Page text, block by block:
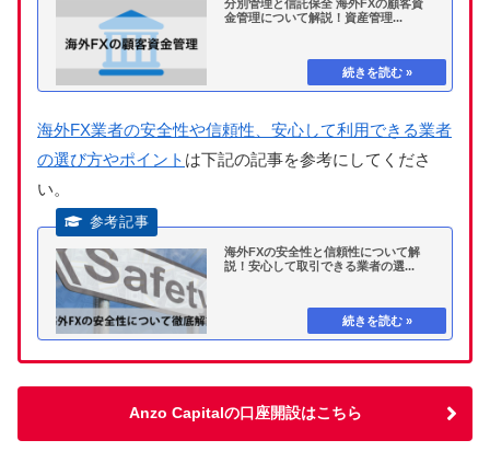
分別管理と信託保全 海外FXの顧客資
金管理について解説！資産管理...
海外FX業者の安全性や信頼性、安心して利用できる業者
の選び方やポイント は下記の記事を参考にしてくださ
い。
海外FXの安全性と信頼性について解
説！安心して取引できる業者の選...
Anzo Capitalの口座開設はこちら